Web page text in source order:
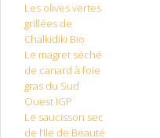
Les olives vertes
grillées de
Chalkidiki Bio
Le magret séché
de canard à foie
gras du Sud
Ouest IGP
Le saucisson sec
de l’Ile de Beauté